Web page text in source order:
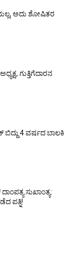
ಅದು ಶೋಷಿತರ
ಗುತ್ತಿಗೆದಾರನ
ಬಿದ್ದು 4 ವರ್ಷದ ಬಾಲಕಿ
ಸುಖಾಂತ್ಯ:
ಪತ್ನಿ!